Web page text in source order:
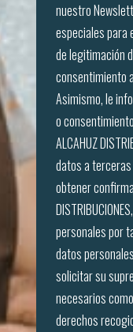
nuestro
especiales para
de legitimación
consentimiento
Asimismo, le
o
ALCAHUZ
datos a
obtener
personales por
datos
solicitar su
necesarios
derechos